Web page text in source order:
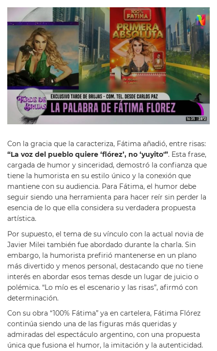
Con la gracia que la caracteriza, Fátima añadió, entre risas:
“La voz del pueblo quiere ‘flórez’, no ‘yuyito'”. Esta frase,
cargada de humor y sinceridad, demostró la confianza que
tiene la humorista en su estilo único y la conexión que
mantiene con su audiencia. Para Fátima, el humor debe
seguir siendo una herramienta para hacer reír sin perder la
esencia de lo que ella considera su verdadera propuesta
artística.
Por supuesto, el tema de su vínculo con la actual novia de
Javier Milei también fue abordado durante la charla. Sin
embargo, la humorista prefirió mantenerse en un plano
más divertido y menos personal, destacando que no tiene
interés en abordar esos temas desde un lugar de juicio o
polémica. “Lo mío es el escenario y las risas”, afirmó con
determinación.
Con su obra “100% Fátima” ya en cartelera, Fátima Flórez
continúa siendo una de las figuras más queridas y
admiradas del espectáculo argentino, con una propuesta
única que fusiona el humor, la imitación y la autenticidad.